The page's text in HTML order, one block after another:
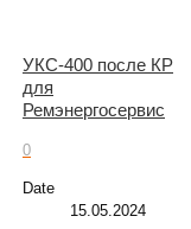
УКС-400 после КР
для
Ремэнергосервис
0
Date
15.05.2024